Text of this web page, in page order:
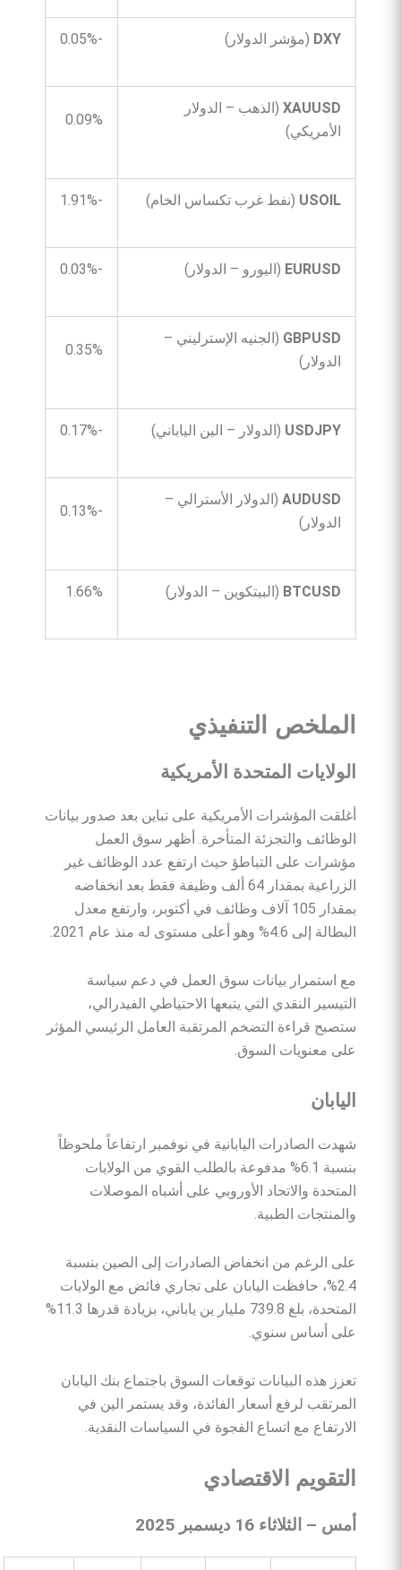
DXY (مؤشر الدولار) -0.05%
XAUUSD(الذهب – الدولار
الأمريكي)
0.09%
USOIL (نفط غرب تكساس الخام) -1.91%
EURUSD (اليورو – الدولار) -0.03%
GBPUSD (الجنيه الإسترليني –
الدولار)
0.35%
USDJPY (الدولار – الين الياباني) -0.17%
AUDUSD(الدولار الأسترالي –
الدولار)
-0.13%
BTCUSD (البيتكوين – الدولار) 1.66%
الملخص التنفيذي
الولايات المتحدة الأمريكية
أغلقت المؤشرات الأمريكية على تباين بعد صدور بيانات
الوظائف والتجزئة المتأخرة. أظهر سوق العمل
مؤشرات على التباطؤ حيث ارتفع عدد الوظائف غير
الزراعية بمقدار 64 ألف وظيفة فقط بعد انخفاضه
بمقدار 105 آلاف وظائف في أكتوبر، وارتفع معدل
البطالة إلى 4.6% وهو أعلى مستوى له منذ عام 2021.
مع استمرار بيانات سوق العمل في دعم سياسة
التيسير النقدي التي يتبعها الاحتياطي الفيدرالي،
ستصبح قراءة التضخم المرتقبة العامل الرئيسي المؤثر
على معنويات السوق.
اليابان
شهدت الصادرات اليابانية في نوفمبر ارتفاعاً ملحوظاً
بنسبة 6.1% مدفوعة بالطلب القوي من الولايات
المتحدة والاتحاد الأوروبي على أشباه الموصلات
والمنتجات الطبية.
على الرغم من انخفاض الصادرات إلى الصين بنسبة
2.4%، حافظت اليابان على تجاري فائض مع الولايات
المتحدة، بلغ 739.8 مليار ين ياباني، بزيادة قدرها 11.3%
على أساس سنوي.
تعزز هذه البيانات توقعات السوق باجتماع بنك اليابان
المرتقب لرفع أسعار الفائدة، وقد يستمر الين في
الارتفاع مع اتساع الفجوة في السياسات النقدية.
التقويم الاقتصادي
أمس – الثلاثاء ديسمبر